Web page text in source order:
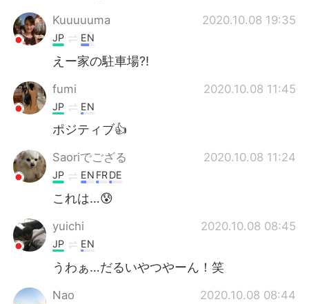
Kuuuuuma 2020.10.08 19:35
JP EN
えー家の駐車場⁈
fumi 2020.10.08 11:45
JP EN
ポジティブ👍
Saoriでござる 2020.10.08 11:24
JP EN FRDE
これは…😰
yuichi 2020.10.08 08:45
JP EN
うわぁ…だるいやつやーん！笑
Nao 2020.10.08 08:44